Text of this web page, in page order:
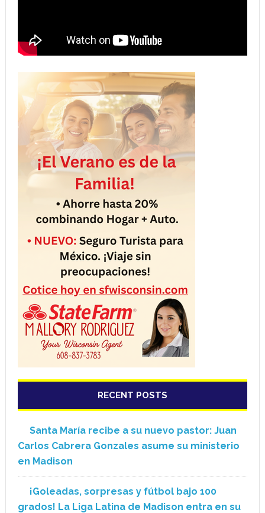
RECENT POSTS
Santa María recibe a su nuevo pastor: Juan
Carlos Cabrera Gonzales asume su ministerio
en Madison
¡Goleadas, sorpresas y fútbol bajo 100
grados! La Liga Latina de Madison entra en su